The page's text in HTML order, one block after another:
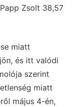
Zsolt 38,57
miatt
és itt valódi
szerint
miatt
május 4-én,